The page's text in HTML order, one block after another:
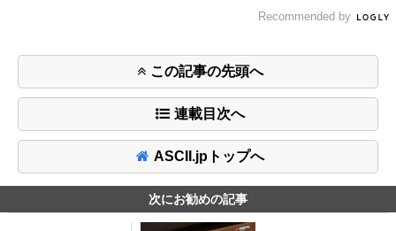
Recommended by
この記事の先頭へ
連載目次へ
ASCII.jpトップへ
次にお勧めの記事